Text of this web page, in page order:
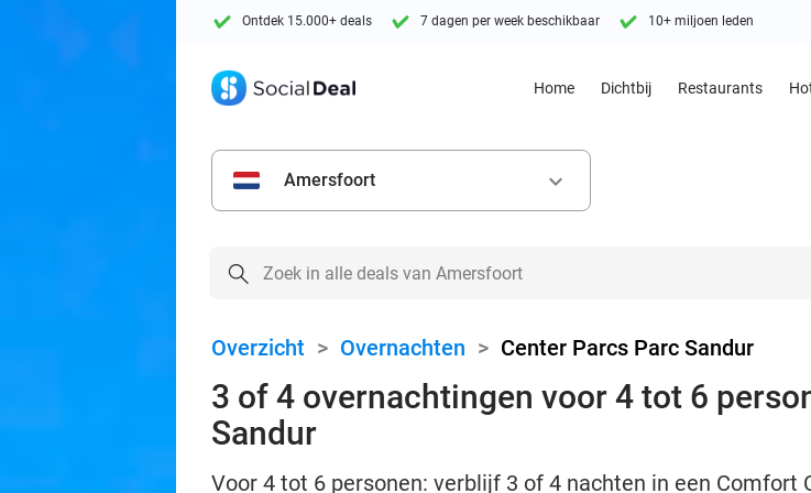
Ontdek 15.000+ deals 7 dagen per week beschikbaar 10+ miljoen leden
Home Dichtbij Restaurants
Amersfoort keyboard_arrow_down
Overzicht > Overnachten > Center Parcs Parc Sandur
3 of 4 overnachtingen voor 4 tot 6
Sandur
Voor 4 tot 6 personen: verblijf 3 of 4 nachten in een Comfort